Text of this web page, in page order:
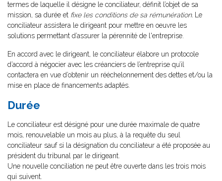
termes de laquelle il désigne le conciliateur, définit l’objet de sa
mission, sa durée et fixe les conditions de sa rémunération.
Le
conciliateur assistera le dirigeant pour mettre en oeuvre les
solutions permettant d’assurer la pérennité de l'entreprise.
En accord avec le dirigeant, le conciliateur élabore un protocole
d’accord à négocier avec les créanciers de l’entreprise qu’il
contactera en vue d’obtenir un rééchelonnement des dettes et/ou la
mise en place de financements adaptés.
Durée
Le conciliateur est désigné pour une durée maximale de quatre
mois, renouvelable un mois au plus, à la requête du seul
conciliateur sauf si la désignation du conciliateur a été proposée au
président du tribunal par le dirigeant.
Une nouvelle conciliation ne peut être ouverte dans les trois mois
qui suivent.